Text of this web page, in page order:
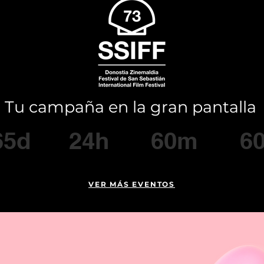
Tu campaña en la gran pantalla
24h 60m
VER MÁS EVENTOS